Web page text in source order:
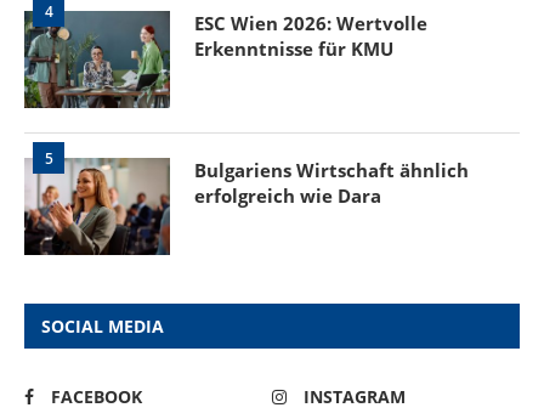
4
ESC Wien 2026: Wertvolle
Erkenntnisse für KMU
5
Bulgariens Wirtschaft ähnlich
erfolgreich wie Dara
SOCIAL MEDIA
FACEBOOK
INSTAGRAM